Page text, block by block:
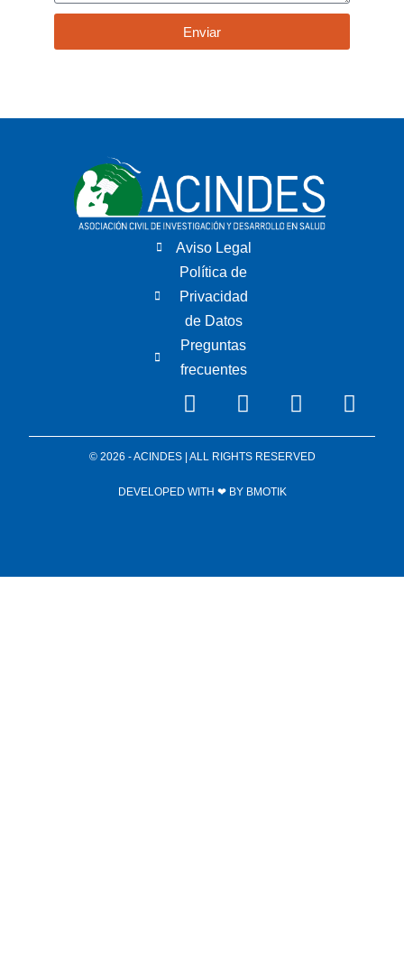
Enviar
Aviso Legal
Política de
Privacidad
de Datos
Preguntas
frecuentes
© 2026 - ACINDES | ALL RIGHTS RESERVED
DEVELOPED WITH ❤ BY BMOTIK